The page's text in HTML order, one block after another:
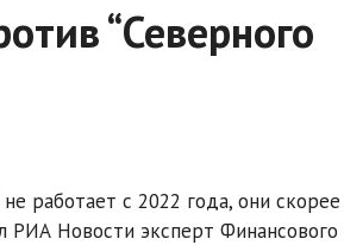
“Северного
работает с 2022 года, они скорее
РИА Новости эксперт Финансового